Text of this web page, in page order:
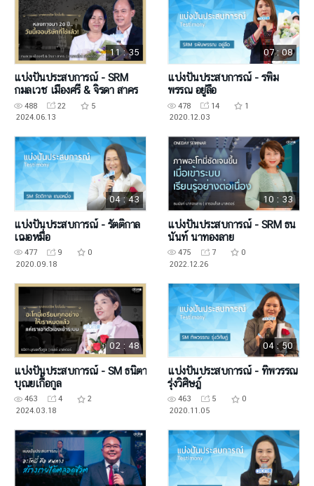
11 : 35
แบ่งปันประสบการณ์ - SRM
กมลเวช เมืองศรี & จิรดา สาคร
488 22
5
2024.06.13
07 : 08
แบ่งปันประสบการณ์ - รพิม
พรรณ อยู่ลือ
478 14
1
2020.12.03
04 : 43
แบ่งปันประสบการณ์ - รัตติกาล
เฌอหมื่อ
477 9
0
2020.09.18
10 : 33
แบ่งปันประสบการณ์ - SRM ธน
นันท์ นาทองลาย
475 7
0
2022.12.26
02 : 48
แบ่งปันประสบการณ์ - SM ธนิตา
บุณยเกื้อกูล
463 4
2
2024.03.18
04 : 50
แบ่งปันประสบการณ์ - ทิพวรรณ
รุ่งวิศิษฎ์
463 5
0
2020.11.05